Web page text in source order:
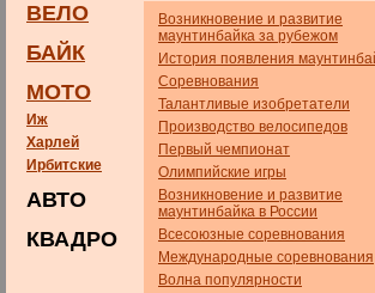
ВЕЛО
БАЙК
МОТО
Иж
Харлей
Ирбитские
АВТО
КВАДРО
Возникновение и развитие
маунтинбайка за рубежом
История появления
Соревнования
Талантливые изобретатели
Производство велосипедов
Первый чемпионат
Олимпийские игры
Возникновение и развитие
маунтинбайка в России
Всесоюзные соревнования
Международные соревнования
Волна популярности